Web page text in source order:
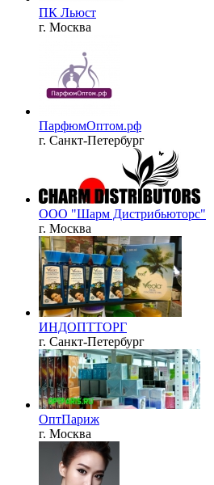
ПК Льюст
г. Москва
ПарфюмОптом.рф
г. Санкт-Петербург
ООО "Шарм Дистрибьюторс"
г. Москва
ИНДОПТТОРГ
г. Санкт-Петербург
ОптПариж
г. Москва